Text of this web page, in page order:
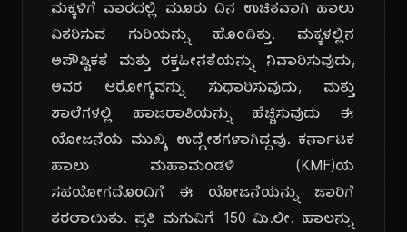
ಮಕ್ಕಳಿಗೆ ವಾರದಲ್ಲಿ ಮೂರು ದಿನ ಉಚಿತವಾಗಿ ಹಾಲು
ವಿತರಿಸುವ ಗುರಿಯನ್ನು ಹೊಂದಿತ್ತು. ಮಕ್ಕಳಲ್ಲಿನ
ಅಪೌಷ್ಟಿಕತೆ ಮತ್ತು ರಕ್ತಹೀನತೆಯನ್ನು ನಿವಾರಿಸುವುದು,
ಅವರ ಆರೋಗ್ಯವನ್ನು ಸುಧಾರಿಸುವುದು, ಮತ್ತು
ಶಾಲೆಗಳಲ್ಲಿ ಹಾಜರಾತಿಯನ್ನು ಹೆಚ್ಚಿಸುವುದು ಈ
ಯೋಜನೆಯ ಮುಖ್ಯ ಉದ್ದೇಶಗಳಾಗಿದ್ದವು. ಕರ್ನಾಟಕ
ಹಾಲು ಮಹಾಮಂಡಳಿ (KMF)ಯ
ಸಹಯೋಗದೊಂದಿಗೆ ಈ ಯೋಜನೆಯನ್ನು ಜಾರಿಗೆ
ತರಲಾಯಿತು. ಪ್ರತಿ ಮಗುವಿಗೆ 150 ಮಿ.ಲೀ. ಹಾಲನ್ನು